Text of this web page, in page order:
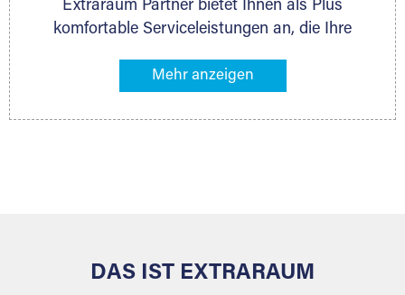
Extraraum Partner bietet Ihnen als Plus
komfortable Serviceleistungen an, die Ihre
gehören z. B. Verpackungsservice, Lieferung von
Ihr Lagergut wird bei Ihrem Extraraum Partner
DAS IST EXTRARAUM